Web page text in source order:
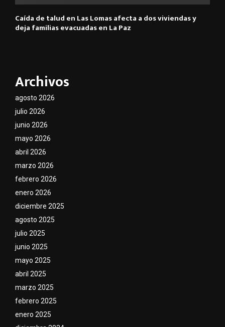
Caída de talud en Las Lomas afecta a dos viviendas y
deja familias evacuadas en La Paz
Archivos
agosto 2026
julio 2026
junio 2026
mayo 2026
abril 2026
marzo 2026
febrero 2026
enero 2026
diciembre 2025
agosto 2025
julio 2025
junio 2025
mayo 2025
abril 2025
marzo 2025
febrero 2025
enero 2025